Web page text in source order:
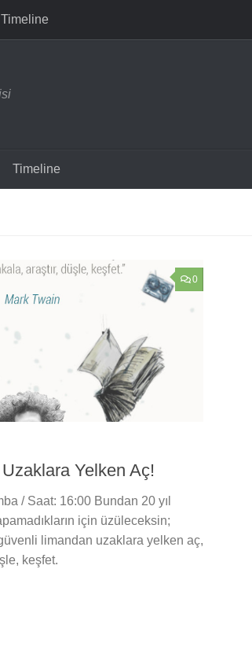
Timeline
Timeline
0
Yelken Aç!
/ Saat: 16:00 Bundan 20 yıl
için üzüleceksin;
limandan uzaklara yelken aç,
keşfet.